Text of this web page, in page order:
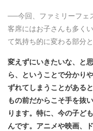
──今回、ファミリーフェ
客席にはお子さんも多く
て気持ち的に変わる部分
変えずにいきたいな、と
ら、ということで分かり
ずれてしまうことがある
もの前だからこそ手を抜
ります。特に、今の子ど
んです。アニメや映画、